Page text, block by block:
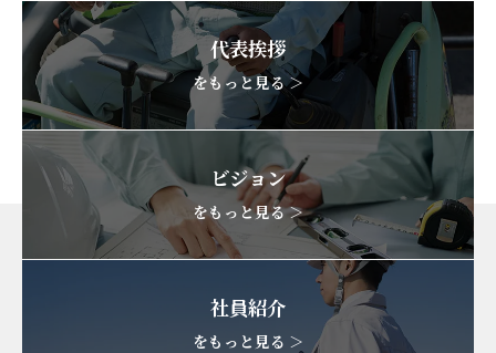
代表挨拶
をもっと見る ＞
ビジョン
をもっと見る ＞
社員紹介
をもっと見る ＞